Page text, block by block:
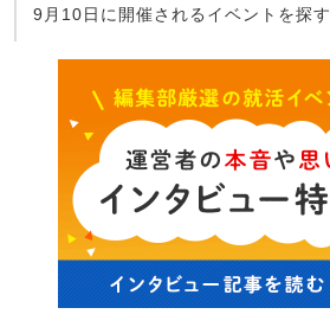
9月10日に開催されるイベントを探す